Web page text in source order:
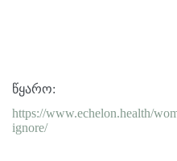
წყარო:
https://www.echelon.health/
ignore/